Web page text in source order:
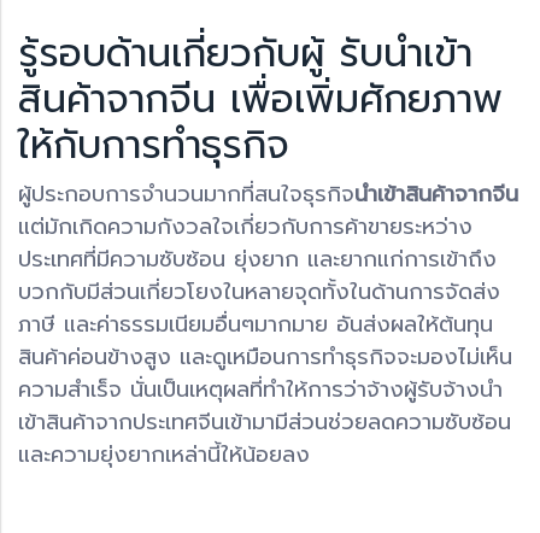
รู้รอบด้านเกี่ยวกับผู้ รับนำเข้า
สินค้าจากจีน เพื่อเพิ่มศักยภาพ
ให้กับการทำธุรกิจ
ผู้ประกอบการจำนวนมากที่สนใจธุรกิจนำเข้าสินค้าจากจีน
แต่มักเกิดความกังวลใจเกี่ยวกับการค้าขายระหว่าง
ประเทศที่มีความซับซ้อน ยุ่งยาก และยากแก่การเข้าถึง
บวกกับมีส่วนเกี่ยวโยงในหลายจุดทั้งในด้านการจัดส่ง
ภาษี และค่าธรรมเนียมอื่นๆมากมาย อันส่งผลให้ต้นทุน
สินค้าค่อนข้างสูง และดูเหมือนการทำธุรกิจจะมองไม่เห็น
ความสำเร็จ นั่นเป็นเหตุผลที่ทำให้การว่าจ้างผู้รับจ้างนำ
เข้าสินค้าจากประเทศจีนเข้ามามีส่วนช่วยลดความซับซ้อน
และความยุ่งยากเหล่านี้ให้น้อยลง